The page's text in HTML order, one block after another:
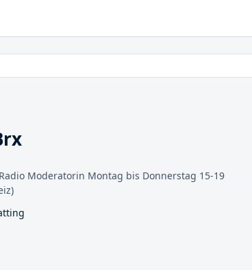
Moderatorin Montag bis Donnerstag 15-19